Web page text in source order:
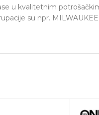
u kvalitetnim
su npr.